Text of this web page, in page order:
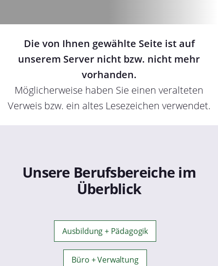
Die von Ihnen gewählte Seite ist auf
unserem Server nicht bzw. nicht mehr
vorhanden.
Möglicherweise haben Sie einen veralteten
Verweis bzw. ein altes Lesezeichen verwendet.
Unsere Berufsbereiche im
Überblick
Ausbildung + Pädagogik
Büro + Verwaltung